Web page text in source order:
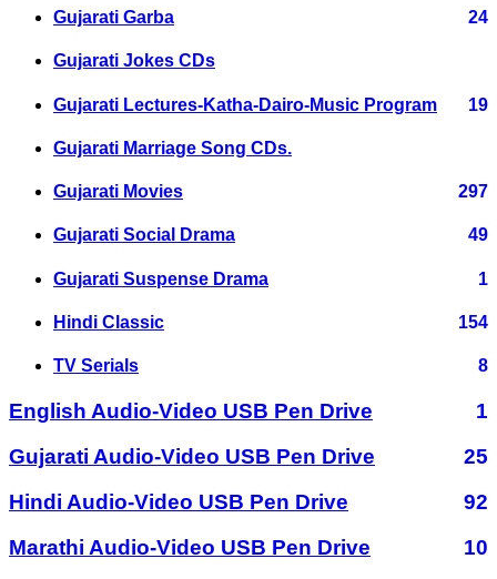
Gujarati Garba 24
Gujarati Jokes CDs
Gujarati Lectures-Katha-Dairo-Music Program 19
Gujarati Marriage Song CDs.
Gujarati Movies 297
Gujarati Social Drama 49
Gujarati Suspense Drama 1
Hindi Classic 154
TV Serials 8
English Audio-Video USB Pen Drive
1
Gujarati Audio-Video USB Pen Drive
25
Hindi Audio-Video USB Pen Drive
92
Marathi Audio-Video USB Pen Drive
10